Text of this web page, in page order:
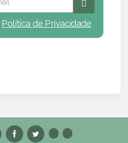
Política de Privacidade